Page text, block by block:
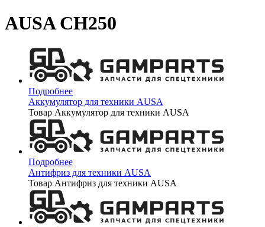
AUSA CH250
Подробнее
Аккумулятор для техники AUSA
Товар Аккумулятор для техники AUSA
Подробнее
Антифриз для техники AUSA
Товар Антифриз для техники AUSA